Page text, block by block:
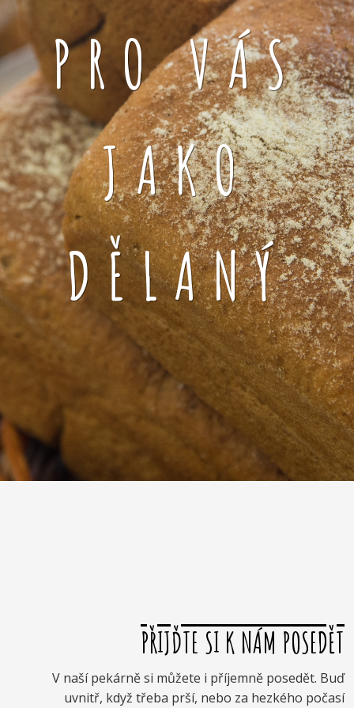
PRO VÁS
JAKO
DĚLANÝ
PŘIJĎTE SI K NÁM POSEDĚT
V naší pekárně si můžete i příjemně posedět. Buď
uvnitř, když třeba prší, nebo za hezkého počasí